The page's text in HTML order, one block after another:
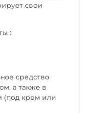
свои
:
средство
а также в
(под крем или